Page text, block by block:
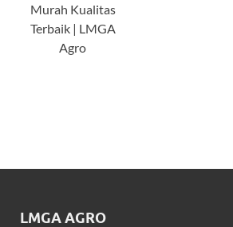
Murah Kualitas
Terbaik | LMGA
Agro
LMGA AGRO